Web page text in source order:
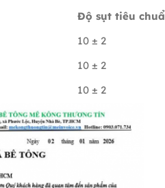
Độ sụt tiêu
10 ± 2
10 ± 2
10 ± 2